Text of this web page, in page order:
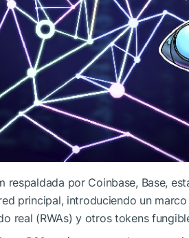
respaldada por Coinbase, Base,
principal, introduciendo un
real (RWAs) y otros tokens